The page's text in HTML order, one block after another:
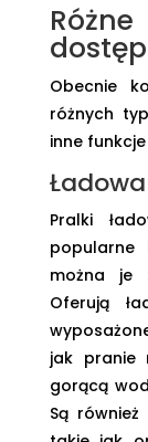
Obecnie
różnych
inne
Pralki
można je
Oferują
jak pranie
gorącą
Są